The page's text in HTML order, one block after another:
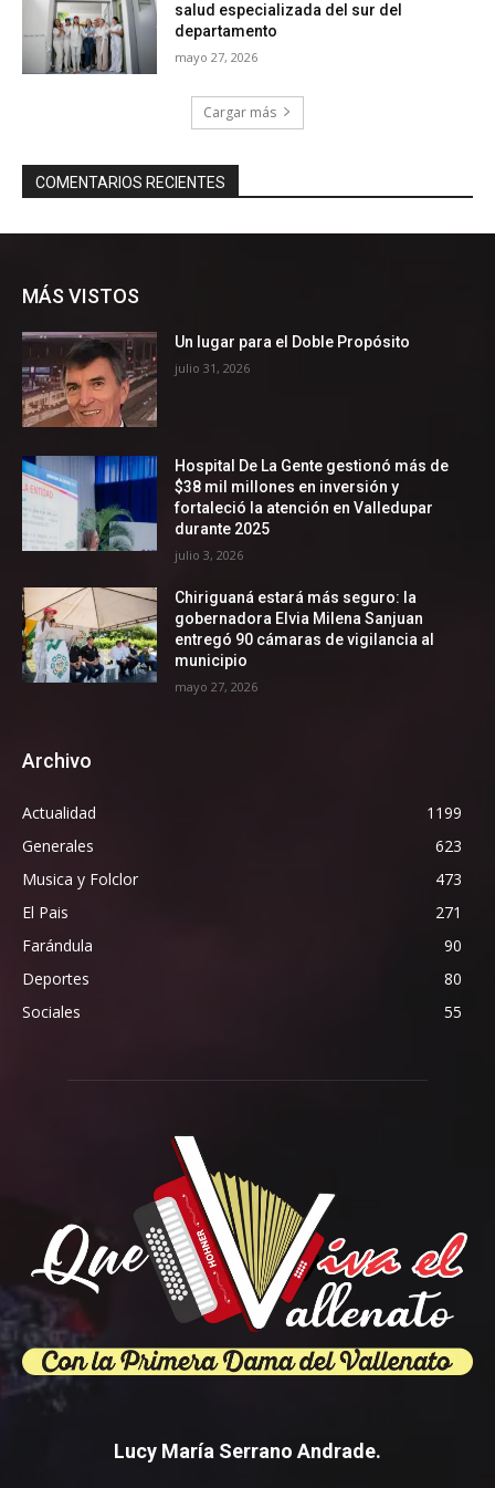
MÁS VISTOS
Un lugar para el Doble Propósito
julio 31, 2026
Hospital De La Gente gestionó más de
$38 mil millones en inversión y
fortaleció la atención en Valledupar
durante 2025
julio 3, 2026
Chiriguaná estará más seguro: la
gobernadora Elvia Milena Sanjuan
entregó 90 cámaras de vigilancia al
municipio
mayo 27, 2026
Archivo
Actualidad
1199
Generales
623
Musica y Folclor
473
El Pais
271
Farándula
90
Deportes
80
Sociales
55
Lucy María Serrano Andrade.